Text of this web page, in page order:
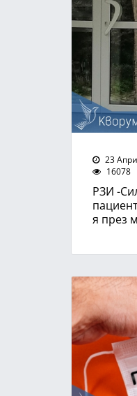
23
16078
РЗИ -
я през